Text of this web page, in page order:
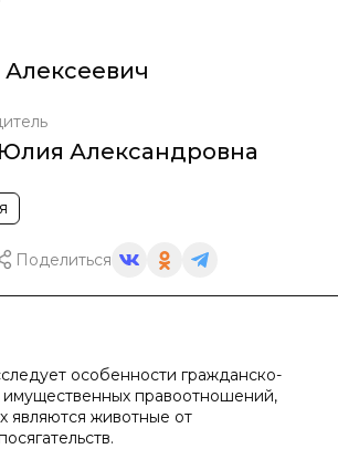
Алексеевич
Александровна
Поделиться
особенности гражданско-
правоотношений,
являются животные от